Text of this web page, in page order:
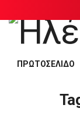
ΠΡΩΤΟΣΕΛΙΔΟ